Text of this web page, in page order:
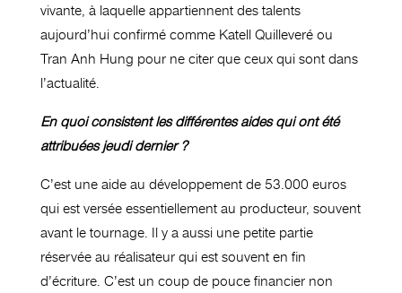
vivante, à laquelle appartiennent des talents
aujourd’hui confirmé comme Katell Quilleveré ou
Tran Anh Hung pour ne citer que ceux qui sont dans
l’actualité.
En quoi consistent les différentes aides qui ont été
attribuées jeudi dernier ?
C’est une aide au développement de 53.000 euros
qui est versée essentiellement au producteur, souvent
avant le tournage. Il y a aussi une petite partie
réservée au réalisateur qui est souvent en fin
d’écriture. C’est un coup de pouce financier non